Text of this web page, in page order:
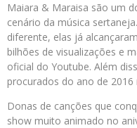
Maiara & Maraisa são um
cenário da música
diferente, elas já
bilhões de visualizações e
oficial do Youtube. Além
procurados do ano de
Donas de canções que
show muito animado no